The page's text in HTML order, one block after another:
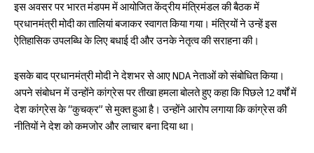
इस अवसर पर भारत मंडपम में आयोजित केंद्रीय मंत्रिमंडल की बैठक में
प्रधानमंत्री मोदी का तालियां बजाकर स्वागत किया गया। मंत्रियों ने उन्हें इस
ऐतिहासिक उपलब्धि के लिए बधाई दी और उनके नेतृत्व की सराहना की।
इसके बाद प्रधानमंत्री मोदी ने देशभर से आए NDA नेताओं को संबोधित किया।
अपने संबोधन में उन्होंने कांग्रेस पर तीखा हमला बोलते हुए कहा कि पिछले 12 वर्षों में
देश कांग्रेस के “कुचक्र” से मुक्त हुआ है। उन्होंने आरोप लगाया कि कांग्रेस की
नीतियों ने देश को कमजोर और लाचार बना दिया था।